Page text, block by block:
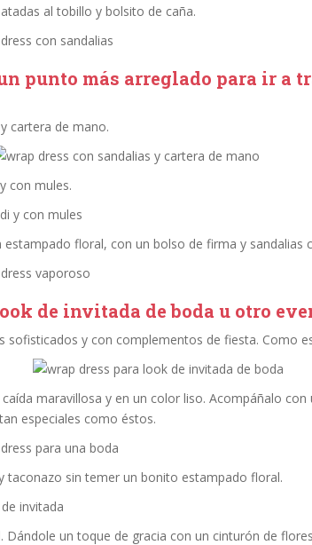
al tobillo y bolsito de caña.
punto más arreglado para ir a
cartera de mano.
y con mules.
estampado floral, con un bolso de firma y sandalias
de invitada de boda u otro
sofisticados y con complementos de fiesta. Como
caída maravillosa y en un color liso. Acompáñalo
especiales como éstos.
taconazo sin temer un bonito estampado floral.
Dándole un toque de gracia con un cinturón de